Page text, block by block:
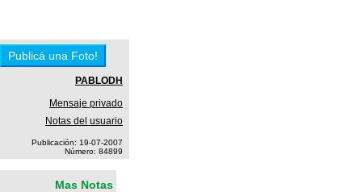
PABLODH
Mensaje privado
Notas del usuario
Publicación: 19-07-2007
Número: 84899
Mas Notas